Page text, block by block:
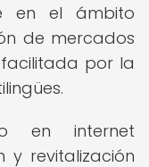
en el ámbito
de mercados
por la
en internet
y revitalización